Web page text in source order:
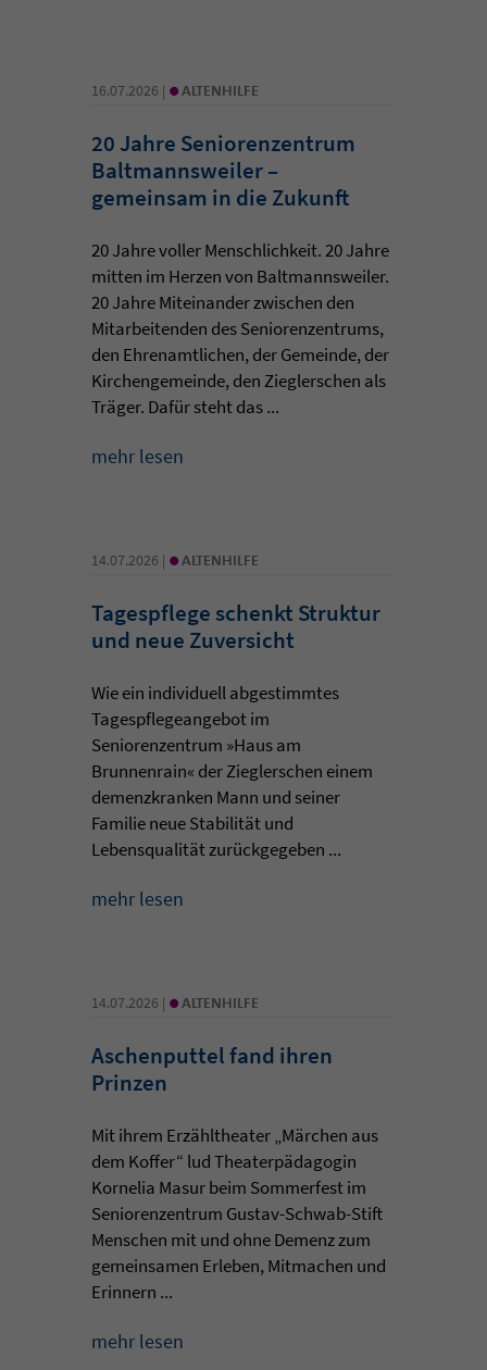
16.07.2026 | • ALTENHILFE
20 Jahre Seniorenzentrum
Baltmannsweiler –
gemeinsam in die Zukunft
20 Jahre voller Menschlichkeit. 20 Jahre
mitten im Herzen von Baltmannsweiler.
20 Jahre Miteinander zwischen den
Mitarbeitenden des Seniorenzentrums,
den Ehrenamtlichen, der Gemeinde, der
Kirchengemeinde, den Zieglerschen als
Träger. Dafür steht das ...
mehr lesen
14.07.2026 | • ALTENHILFE
Tagespflege schenkt Struktur
und neue Zuversicht
Wie ein individuell abgestimmtes
Tagespflegeangebot im
Seniorenzentrum »Haus am
Brunnenrain« der Zieglerschen einem
demenzkranken Mann und seiner
Familie neue Stabilität und
Lebensqualität zurückgegeben ...
mehr lesen
14.07.2026 | • ALTENHILFE
Aschenputtel fand ihren
Prinzen
Mit ihrem Erzähltheater „Märchen aus
dem Koffer“ lud Theaterpädagogin
Kornelia Masur beim Sommerfest im
Seniorenzentrum Gustav-Schwab-Stift
Menschen mit und ohne Demenz zum
gemeinsamen Erleben, Mitmachen und
Erinnern ...
mehr lesen